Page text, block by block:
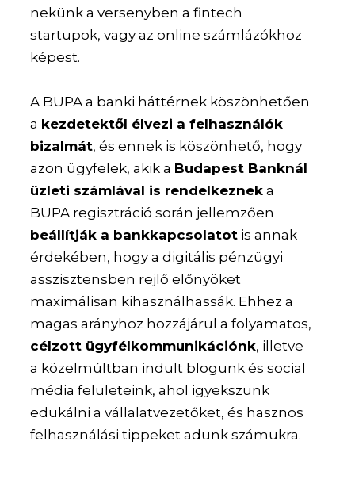
nekünk a versenyben a fintech
startupok, vagy az online számlázókhoz
képest.
A BUPA a banki háttérnek köszönhetően
a kezdetektől élvezi a felhasználók
bizalmát, és ennek is köszönhető, hogy
azon ügyfelek, akik a Budapest Banknál
üzleti számlával is rendelkeznek a
BUPA regisztráció során jellemzően
beállítják a bankkapcsolatot is annak
érdekében, hogy a digitális pénzügyi
asszisztensben rejlő előnyöket
maximálisan kihasználhassák. Ehhez a
magas arányhoz hozzájárul a folyamatos,
célzott ügyfélkommunikációnk, illetve
a közelmúltban indult blogunk és social
média felületeink, ahol igyekszünk
edukálni a vállalatvezetőket, és hasznos
felhasználási tippeket adunk számukra.